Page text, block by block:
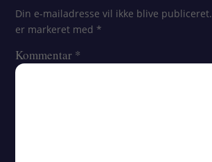
Din e-mailadresse vil ikke blive publiceret.
er markeret med*
Kommentar *